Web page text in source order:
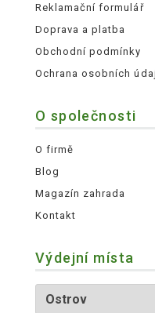
Reklamační formulář
Doprava a platba
Obchodní podmínky
Ochrana osobních
O společnosti
O firmě
Blog
Magazín zahrada
Kontakt
Výdejní místa